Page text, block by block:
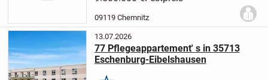
Zimmeranzahl stimmt nicht mit der
Angabe überein, wie aus der Nutzfläche
auch ersichtlich...
09119 Chemnitz
13.07.2026
77 Pflegeappartement' s in 35713
Eschenburg-Eibelshausen